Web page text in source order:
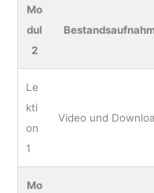
Mo
dul
2
Le
kti
on
1
Video und
Mo